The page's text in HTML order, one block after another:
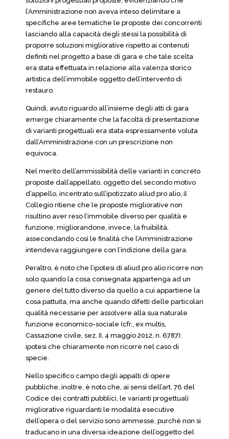
l’Amministrazione non aveva inteso delimitare a
specifiche aree tematiche le proposte dei concorrenti
lasciando alla capacità degli stessi la possibilità di
proporre soluzioni migliorative rispetto ai contenuti
definiti nel progetto a base di gara e che tale scelta
era stata effettuata in relazione alla valenza storico
artistica dell’immobile oggetto dell’intervento di
restauro.
Quindi, avuto riguardo all’insieme degli atti di gara
emerge chiaramente che la facoltà di presentazione
di varianti progettuali era stata espressamente voluta
dall’Amministrazione con un prescrizione non
equivoca.
Nel merito dell’ammissibilità delle varianti in concreto
proposte dall’appellato, oggetto del secondo motivo
d’appello, incentrato sull’ipotizzato aliud pro alio, il
Collegio ritiene che le proposte migliorative non
risultino aver reso l’immobile diverso per qualità e
funzione, migliorandone, invece, la fruibilità,
assecondando così le finalità che l’Amministrazione
intendeva raggiungere con l’indizione della gara.
Peraltro, è noto che l’ipotesi di aliud pro alio ricorre non
solo quando la cosa consegnata appartenga ad un
genere del tutto diverso da quello a cui appartiene la
cosa pattuita, ma anche quando difetti delle particolari
qualità necessarie per assolvere alla sua naturale
funzione economico-sociale (cfr., ex multis,
Cassazione civile, sez. II, 4 maggio 2012, n. 6787):
ipotesi che chiaramente non ricorre nel caso di
specie.
Nello specifico campo degli appalti di opere
pubbliche, inoltre, è noto che, ai sensi dell’art. 76 del
Codice dei contratti pubblici, le varianti progettuali
migliorative riguardanti le modalità esecutive
dell’opera o del servizio sono ammesse, purché non si
traducano in una diversa ideazione dell’oggetto del